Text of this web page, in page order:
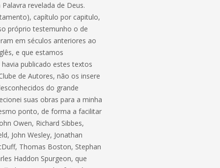
revelada de Deus.
capítulo por capitulo,
próprio testemunho o de
em séculos anteriores ao
e que estamos
publicado estes textos
de Autores, não os insere
do grande
suas obras para a minha
ponto, de forma a facilitar
Owen, Richard Sibbes,
John Wesley, Jonathan
Thomas Boston, Stephan
Haddon Spurgeon, que